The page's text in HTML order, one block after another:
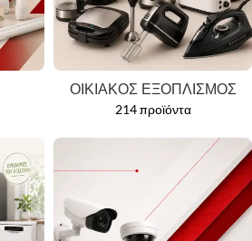
ΟΙΚΙΑΚΟΣ ΕΞΟΠΛΙΣΜΟΣ
214 προϊόντα